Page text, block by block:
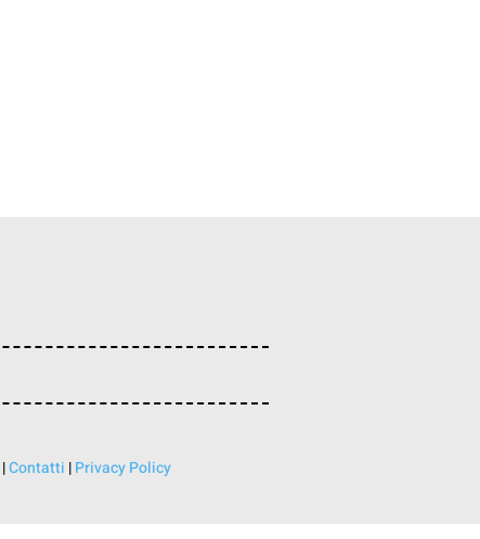
|Contatti |Privacy Policy